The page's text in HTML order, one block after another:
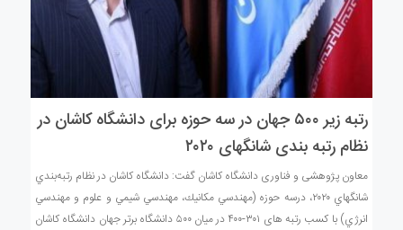
رتبه زیر ۵۰۰ جهان در سه حوزه برای دانشگاه کاشان در
نظام رتبه بندی شانگهای ۲۰۲۰
معاون پژوهشی و فناوری دانشگاه کاشان گفت: دانشگاه كاشان در نظام رتبه‌بندي
شانگهاي ۲۰۲۰، درسه حوزه (مهندسي مكانيك، مهندسي شيمي و علوم و مهندسي
انرژي) با کسب رتبه های ۳۰۱-۴۰۰ در ميان ۵۰۰ دانشگاه برتر جهان دانشگاه کاشان